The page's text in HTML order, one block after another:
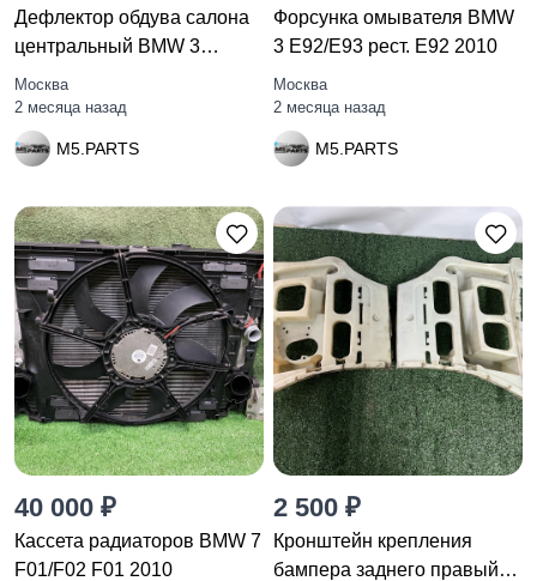
Дефлектор обдува салона
центральный BMW 3
E92/E93
Москва
2 месяца назад
M5.PARTS
Форсунка омывателя BMW
3 E92/E93 рест. E92 2010
Москва
2 месяца назад
M5.PARTS
40 000 ₽
Кассета радиаторов BMW 7
F01/F02 F01 2010
2 500 ₽
Кронштейн крепления
бампера заднего правый